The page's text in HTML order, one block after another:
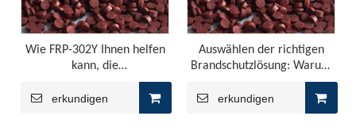
Wie FRP-302Y Ihnen helfen
kann, die
Sicherheitsstandards der
Brandschutz zu erfüllen
erkundigen
Auswählen der richtigen
Brandschutzlösung: Warum
FRP-302Y die beste Option
ist
erkundigen